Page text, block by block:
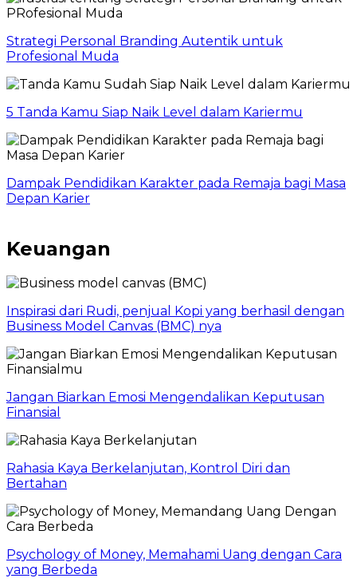
Strategi Personal Branding Autentik untuk
Profesional Muda
5 Tanda Kamu Siap Naik Level dalam Kariermu
Dampak Pendidikan Karakter pada Remaja bagi Masa
Depan Karier
Keuangan
Inspirasi dari Rudi, penjual Kopi yang berhasil dengan
Business Model Canvas (BMC) nya
Jangan Biarkan Emosi Mengendalikan Keputusan
Finansial
Rahasia Kaya Berkelanjutan, Kontrol Diri dan
Bertahan
Psychology of Money, Memahami Uang dengan Cara
yang Berbeda